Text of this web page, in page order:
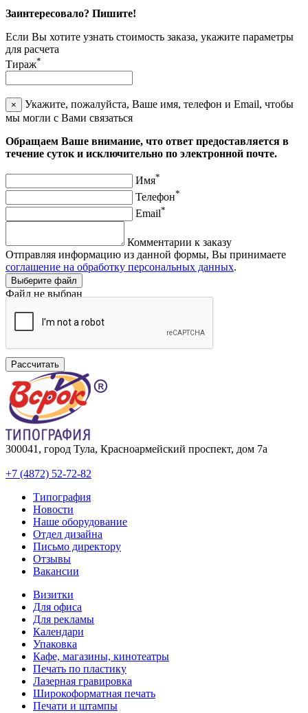
Заинтересовало? Пишите!
Если Вы хотите узнать стоимость заказа, укажите параметры
для расчета
Тираж*
×
Укажите, пожалуйста, Ваше имя, телефон и Email, чтобы
мы могли с Вами связаться
Обращаем Ваше внимание, что ответ предоставляется в
течение суток и исключительно по электронной почте.
Имя*
Телефон*
Email*
Комментарии к заказу
Отправляя информацию из данной формы, Вы принимаете
соглашение на обработку персональных данных.
Выберите файл
Файл не выбран
Рассчитать
300041, город Тула, Красноармейский проспект, дом 7а
+7 (4872) 52-72-82
Типография
Новости
Наше оборудование
Отдел дизайна
Письмо директору
Отзывы
Вакансии
Визитки
Для офиса
Для рекламы
Календари
Упаковка
Кафе, магазины, кинотеатры
Печать по пластику
Лазерная гравировка
Широкоформатная печать
Печати и штампы